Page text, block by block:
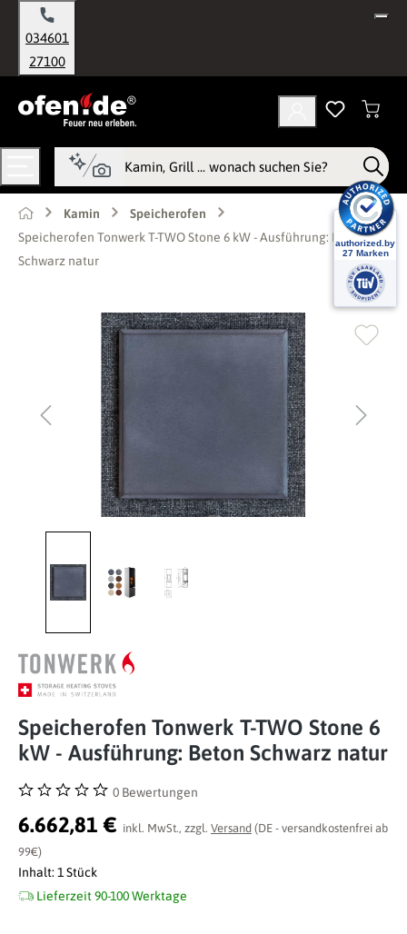
springen
034601
27100
Kamin
Speicherofen
Speicherofen Tonwerk T-TWO Stone 6 kW - Ausführung: Beton
Schwarz natur
Speicherofen Tonwerk T-TWO Stone 6
kW - Ausführung: Beton Schwarz natur
Durchschnittliche Bewertung von 0 von 5 Sternen
0 Bewertungen
6.662,81 € inkl. MwSt., zzgl. Versand (DE - versandkostenfrei ab
99€)
Inhalt: 1 Stück
Lieferzeit 90-100 Werktage